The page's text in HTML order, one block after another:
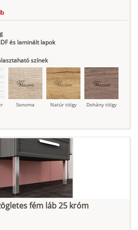
és laminált lapok
színek
Sonoma Natúr tölgy Dohány tölgy
Loft beton
Szupermatt
fehér
Nádzöld Füstös zöld
fém láb 25 króm